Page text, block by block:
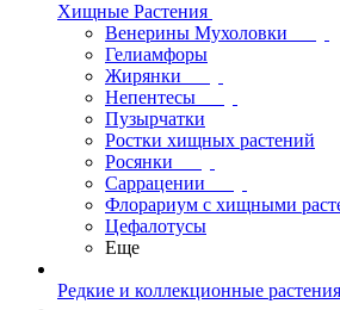
Хищные Растения
Венерины Мухоловки
Гелиамфоры
Жирянки
Непентесы
Пузырчатки
Ростки хищных растений
Росянки
Саррацении
Флорариум с хищными
Цефалотусы
Еще
Редкие и коллекционные растения